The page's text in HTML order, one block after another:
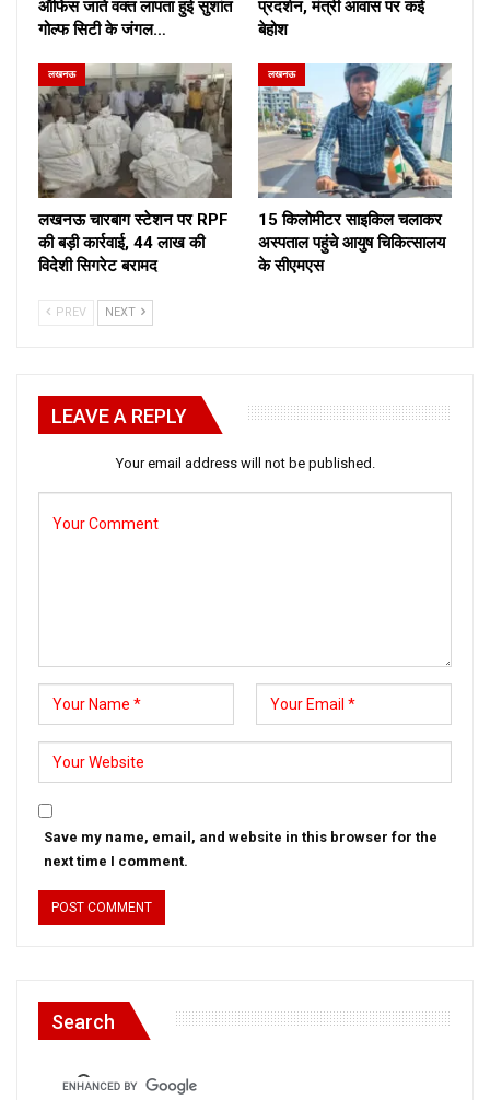
ऑफिस जाते वक्त लापता हुई सुशांत
गोल्फ सिटी के जंगल…
प्रदर्शन, मंत्री आवास पर कई
बेहोश
लखनऊ
लखनऊ चारबाग स्टेशन पर RPF
की बड़ी कार्रवाई, 44 लाख की
विदेशी सिगरेट बरामद
लखनऊ
15 किलोमीटर साइकिल चलाकर
अस्पताल पहुंचे आयुष चिकित्सालय
के सीएमएस
PREV NEXT
LEAVE A REPLY
Your email address will not be published.
Save my name, email, and website in this browser for the
next time I comment.
Search